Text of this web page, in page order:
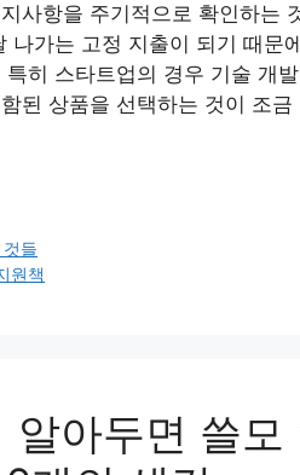
사항을 주기적으로 확인하는
가는 고정 지출이 되기 때문
히 스타트업의 경우 기술 개
된 상품을 선택하는 것이 조
들
원책
알아두면 쓸모